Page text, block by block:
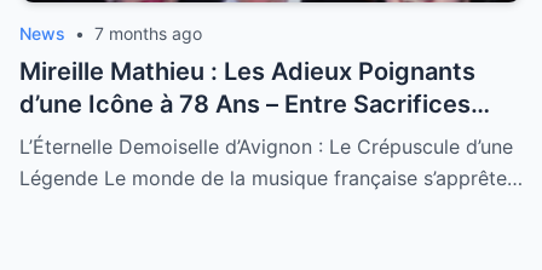
News • 7 months ago
Mireille Mathieu : Les Adieux Poignants
d’une Icône à 78 Ans – Entre Sacrifices
Amoureux et Destin Royal
L’Éternelle Demoiselle d’Avignon : Le Crépuscule d’une
Légende Le monde de la musique française s’apprête…